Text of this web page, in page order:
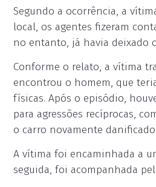
Segundo a ocorrência, a
local, os agentes fizeram
no entanto, já havia deixado
Conforme o relato, a vítima
encontrou o homem, que
físicas. Após o episódio,
para agressões recíprocas,
o carro novamente danificado.
A vítima foi encaminhada a
seguida, foi acompanhada